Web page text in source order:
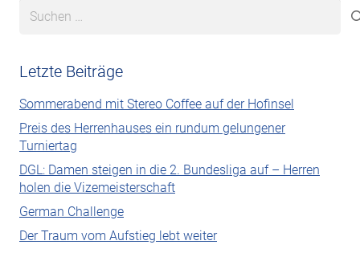
Suchen
Letzte Beiträge
Sommerabend mit Stereo Coffee auf der Hofinsel
Preis des Herrenhauses ein rundum gelungener
Turniertag
DGL: Damen steigen in die 2. Bundesliga auf – Herren
holen die Vizemeisterschaft
German Challenge
Der Traum vom Aufstieg lebt weiter